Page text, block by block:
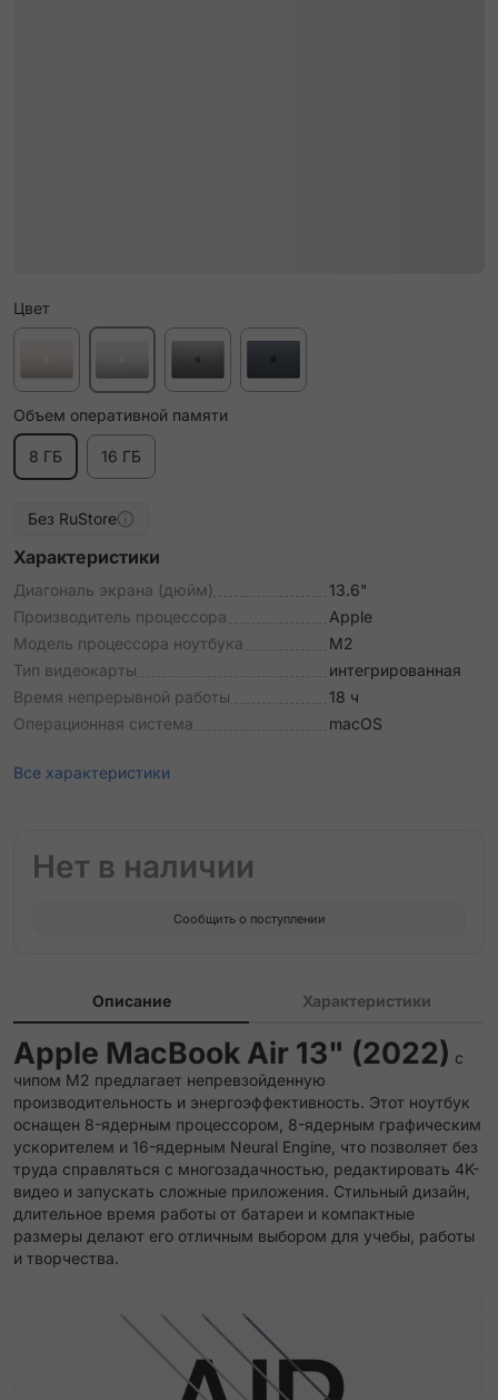
Цвет
Объем оперативной памяти
8 ГБ 16 ГБ
Без RuStore
Характеристики
Диагональ экрана (дюйм)
13.6"
Производитель процессора
Apple
Модель процессора ноутбука
M2
Тип видеокарты
интегрированная
Время непрерывной работы
18 ч
Операционная система
macOS
Все характеристики
Нет в наличии
Сообщить о поступлении
Описание Характеристики
Apple MacBook Air 13" (2022) с
чипом M2 предлагает непревзойденную
производительность и энергоэффективность. Этот ноутбук
оснащен 8-ядерным процессором, 8-ядерным графическим
ускорителем и 16-ядерным Neural Engine, что позволяет без
труда справляться с многозадачностью, редактировать 4K-
видео и запускать сложные приложения. Стильный дизайн,
длительное время работы от батареи и компактные
размеры делают его отличным выбором для учебы, работы
и творчества.